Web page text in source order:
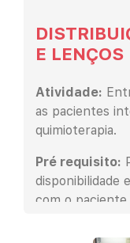
E LENÇOS
Atividade:
as pacientes
quimioterapia.
Pré requisito:
disponibilidade
com o paciente.